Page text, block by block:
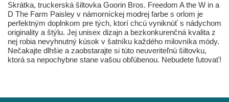
Skrátka, truckerská šiltovka Goorin Bros. Freedom A the W in a
D The Farm Paisley v námorníckej modrej farbe s orlom je
perfektným doplnkom pre tých, ktorí chcú vyniknúť s nádychom
originality a štýlu. Jej unisex dizajn a bezkonkurenčná kvalita z
nej robia nevyhnutný kúsok v šatníku každého milovníka módy.
Nečakajte dlhšie a zaobstarajte si túto neuveriteľnú šiltovku,
ktorá sa nepochybne stane vašou obľúbenou. Nebudete ľutovať!